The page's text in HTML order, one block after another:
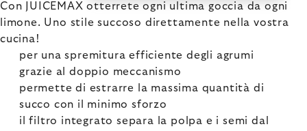
Con JUICEMAX otterrete ogni ultima goccia da ogni
limone. Uno stile succoso direttamente nella vostra
cucina!
per una spremitura efficiente degli agrumi
grazie al doppio meccanismo
permette di estrarre la massima quantità di
succo con il minimo sforzo
il filtro integrato separa la polpa e i semi dal